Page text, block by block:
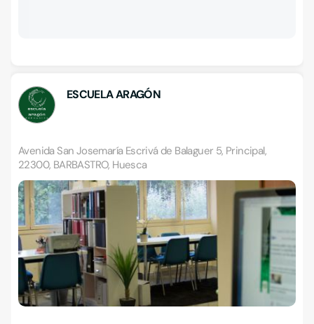
ESCUELA ARAGÓN
Avenida San Josemaría Escrivá de Balaguer 5, Principal,
22300, BARBASTRO, Huesca